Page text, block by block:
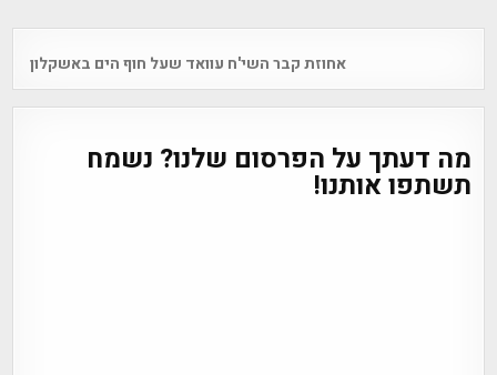
navigationאחוזת קבר השי'ח עוואד שעל חוף הים באשקלון
מה דעתך על הפרסום שלנו? נשמח
תשתפו אותנו!